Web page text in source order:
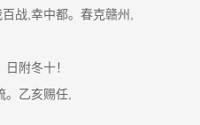
战,幸中都。春克赣州,
附冬十！
。乙亥赐任,